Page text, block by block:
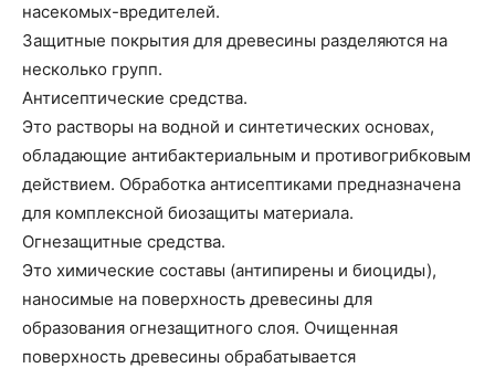
насекомых-вредителей.
Защитные покрытия для древесины разделяются на
несколько групп.
Антисептические средства.
Это растворы на водной и синтетических основах,
обладающие антибактериальным и противогрибковым
действием. Обработка антисептиками предназначена
для комплексной биозащиты материала.
Огнезащитные средства.
Это химические составы (антипирены и биоциды),
наносимые на поверхность древесины для
образования огнезащитного слоя. Очищенная
поверхность древесины обрабатывается